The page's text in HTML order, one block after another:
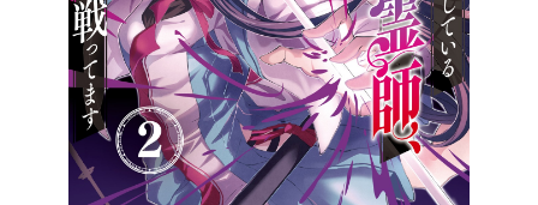
オーバーラップノベルスf
ロサージュノベルス